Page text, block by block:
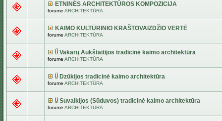
ETNINĖS ARCHITEKTŪROS KOMPOZICIJA
forume ARCHITEKTŪRA
KAIMO KULTŪRINIO KRAŠTOVAIZDŽIO VERTĖ
forume ARCHITEKTŪRA
Vakarų Aukštaitijos tradicinė kaimo architektūra
forume ARCHITEKTŪRA
Dzūkijos tradicinė kaimo architektūra
forume ARCHITEKTŪRA
Suvalkijos (Sūduvos) tradicinė kaimo architektūra
forume ARCHITEKTŪRA